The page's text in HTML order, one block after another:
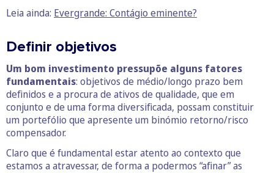
Leia ainda: Evergrande: Contágio eminente?
Definir objetivos
Um bom investimento pressupõe alguns fatores
fundamentais: objetivos de médio/longo prazo bem
definidos e a procura de ativos de qualidade, que em
conjunto e de uma forma diversificada, possam constituir
um portefólio que apresente um binómio retorno/risco
compensador.
Claro que é fundamental estar atento ao contexto que
estamos a atravessar, de forma a podermos “afinar” as